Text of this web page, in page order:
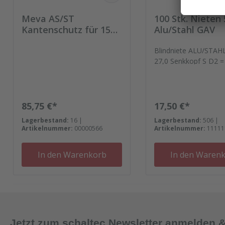
Meva AS/ST
Kantenschutz für 15
Regulärer Preis:
85,75 €*
Lagerbestand: 16 |
Artikelnummer: 00000566
In den Warenkorb
100 Stk. Nieten
Alu/Stahl GAV
Blindniete ALU/
27,0 Senkkopf S D2
Regulärer Preis:
17,50 €*
Lagerbestand: 506 |
Artikelnummer:
In den